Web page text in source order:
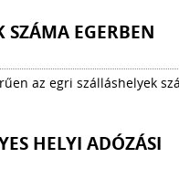
SZÁMA EGERBEN
az egri szálláshelyek
HELYI ADÓZÁSI